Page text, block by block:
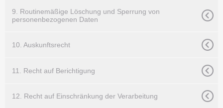
9. Routinemäßige Löschung und Sperrung von
personenbezogenen Daten
10. Auskunftsrecht
11. Recht auf Berichtigung
12. Recht auf Einschränkung der Verarbeitung